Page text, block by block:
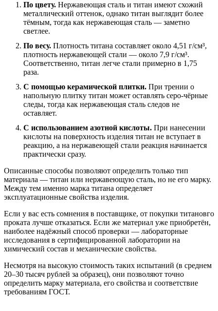
По цвету. Нержавеющая сталь и титан имеют схожий
металлический оттенок, однако титан выглядит более
тёмным, тогда как нержавеющая сталь — заметно
светлее.
По весу. Плотность титана составляет около 4,51 г/см³,
плотность нержавеющей стали — около 7,9 г/см³.
Соответственно, титан легче стали примерно в 1,75
раза.
С помощью керамической плитки. При трении о
напольную плитку титан может оставлять серо-чёрные
следы, тогда как нержавеющая сталь следов не
оставляет.
С использованием азотной кислоты. При нанесении
кислоты на поверхность изделия титан не вступает в
реакцию, а на нержавеющей стали реакция начинается
практически сразу.
Описанные способы позволяют определить только тип
материала — титан или нержавеющую сталь, но не его марку.
Между тем именно марка титана определяет
эксплуатационные свойства изделия.
Если у вас есть сомнения в поставщике, от покупки титановго
проката лучше отказаться. Если же материал уже приобретён,
наиболее надёжный способ проверки — лабораторные
исследования в сертифицированной лаборатории на
химический состав и механические свойства.
Несмотря на высокую стоимость таких испытаний (в среднем
20–30 тысяч рублей за образец), они позволяют точно
определить марку материала, его свойства и соответствие
требованиям ГОСТ.